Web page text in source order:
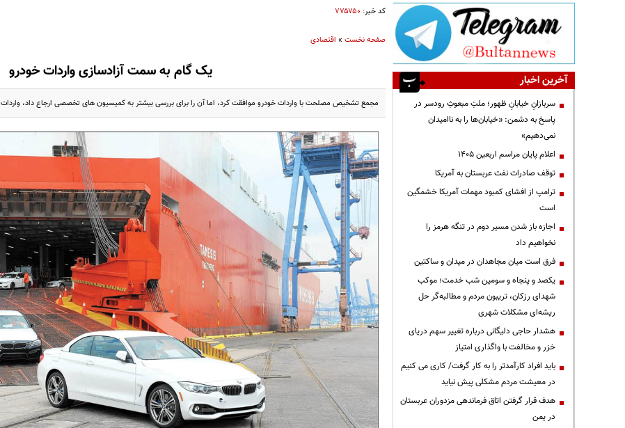
کد خبر: ۷۷۵۷۵۰
صفحه نخست» اقتصادی
یک گام به سمت آزادسازی واردات خودرو
مجمع تشخیص مصلحت با واردات خودرو موافقت کرد، اما آن را برای بررسی بیشتر به کمیسیون های تخصصی ارجاع داد، واردات 70 هزار دستگاه چه تاثیری بر بازار خودرو دارد؟
آخرین اخبار
سربازانِ خیابانِ ظهور؛ ملتِ مبعوثِ رودسر در
پاسخ به دشمن: «خیابان‌ها را به ناامیدان
نمی‌دهیم»
اعلام پایان مراسم اربعین ۱۴۰۵
توقف صادرات نفت عربستان به آمریکا
ترامپ از افشای کمبود مهمات آمریکا خشمگین
است
اجازه باز شدن مسیر دوم در تنگه هرمز را
نخواهیم داد
فرق است میان مجاهدان در میدان و ساکتین
یکصد و پنجاه و سومین شب خدمت؛ موکب
شهدای رزکان، تریبون مردم و مطالبه‌گر حل
ریشه‌ای مشکلات شهری
هشدار حاجی دلیگانی درباره تغییر سهم دریای
خزر و مخالفت با واگذاری امتیاز
باید افراد کارآمدتر را به کار گرفت/ کاری می کنیم
در معیشت مردم مشکلی پیش نیاید
هدف قرار گرفتن اتاق‌ فرماندهی مزدوران عربستان
در یمن